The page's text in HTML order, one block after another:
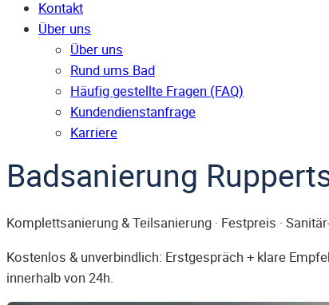
Kontakt
Über uns
Über uns
Rund ums Bad
Häufig gestellte Fragen (FAQ)
Kunden­dienst­anfrage
Karriere
Badsanierung
Komplettsanierung & Teilsanierung · Festpreis ·
Kostenlos & unverbindlich: Erstgespräch + klare
innerhalb von 24h.